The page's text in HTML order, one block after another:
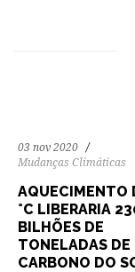
03 nov 2020
Mudanças Climáticas
AQUECIMENTO
°C LIBERARIA
BILHÕES DE
TONELADAS DE
CARBONO DO